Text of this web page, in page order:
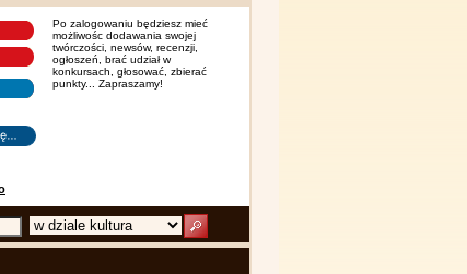
Po zalogowaniu będziesz mieć
możliwośc dodawania swojej
twórczości, newsów, recenzji,
ogłoszeń, brać udział w
konkursach, głosować, zbierać
punkty... Zapraszamy!